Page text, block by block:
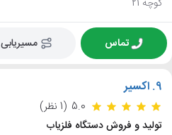
کوچه 21
تماس مسیریابی
9. اکسیر
5.0 (1 نظر)
تولید و فروش دستگاه فلزیاب